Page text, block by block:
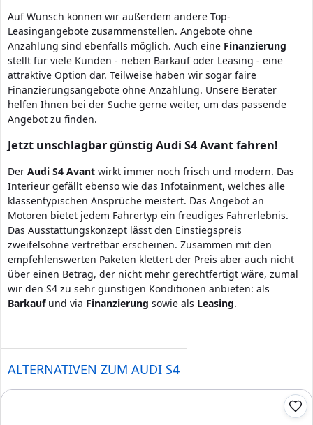
Auf Wunsch können wir außerdem andere Top-
Leasingangebote zusammenstellen. Angebote ohne
Anzahlung sind ebenfalls möglich. Auch eine Finanzierung
stellt für viele Kunden - neben Barkauf oder Leasing - eine
attraktive Option dar. Teilweise haben wir sogar faire
Finanzierungsangebote ohne Anzahlung. Unsere Berater
helfen Ihnen bei der Suche gerne weiter, um das passende
Angebot zu finden.
Jetzt unschlagbar günstig Audi S4 Avant fahren!
Der Audi S4 Avant wirkt immer noch frisch und modern. Das
Interieur gefällt ebenso wie das Infotainment, welches alle
klassentypischen Ansprüche meistert. Das Angebot an
Motoren bietet jedem Fahrertyp ein freudiges Fahrerlebnis.
Das Ausstattungskonzept lässt den Einstiegspreis
zweifelsohne vertretbar erscheinen. Zusammen mit den
empfehlenswerten Paketen klettert der Preis aber auch nicht
über einen Betrag, der nicht mehr gerechtfertigt wäre, zumal
wir den S4 zu sehr günstigen Konditionen anbieten: als
Barkaufund via Finanzierung sowie als Leasing.
ALTERNATIVEN ZUM AUDI S4